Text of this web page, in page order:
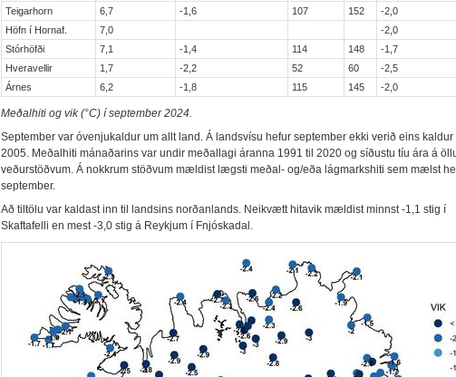
Teigarhorn
6,7 -1,6 107 152
-2,0
Höfn í Hornaf.
7,0
-2,0
Stórhöfði
7,1 -1,4 114 148
-1,7
Hveravellir
1,7 -2,2 52 60
-2,5
Árnes
6,2 -1,8 115 145 -2,0
Meðalhiti og vik (°C) í september 2024.
September var óvenjukaldur um allt land. Á landsvísu hefur september ekki verið eins kaldur
2005. Meðalhiti mánaðarins var undir meðallagi áranna 1991 til 2020 og síðustu tíu ára á
veðurstöðvum. Á nokkrum stöðvum mældist lægsti meðal- og/eða lágmarkshiti sem mælst
september.
Að tiltölu var kaldast inn til landsins norðanlands. Neikvætt hitavik mældist minnst -1,1 stig í
Skaftafelli en mest -3,0 stig á Reykjum í Fnjóskadal.